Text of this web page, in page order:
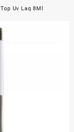
Uv Laq 8Ml